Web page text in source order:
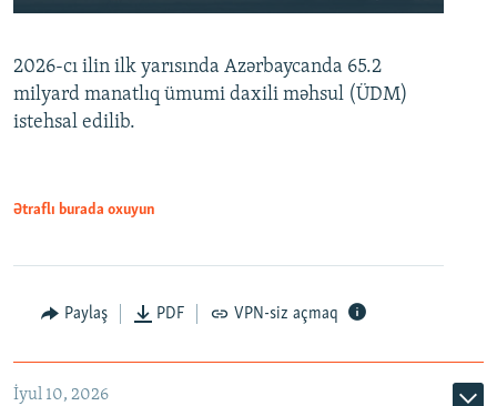
Auto 240p 360p 480p
360p
480p
2026-cı ilin ilk yarısında Azərbaycanda 65.2
milyard manatlıq ümumi daxili məhsul (ÜDM)
istehsal edilib.
Ətraflı burada oxuyun
Paylaş PDF VPN-siz açmaq
İyul 10, 2026